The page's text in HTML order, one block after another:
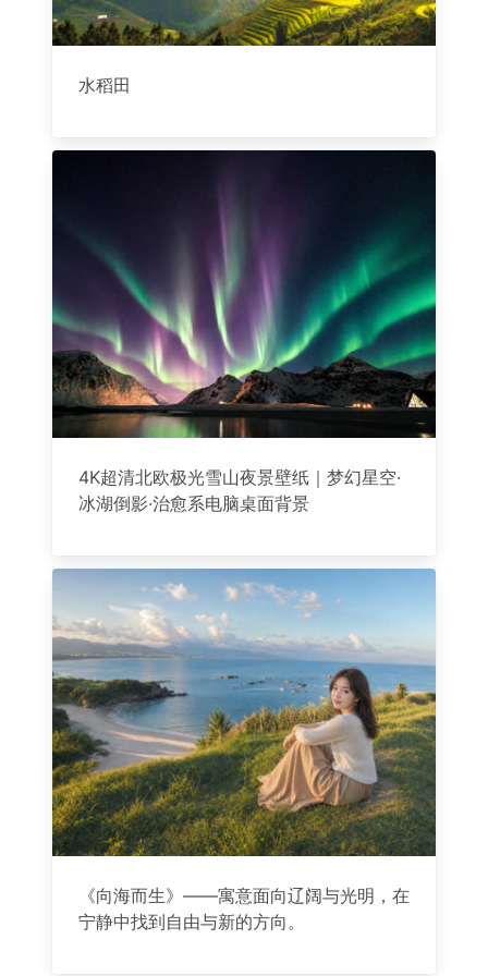
水稻田
4K超清北欧极光雪山夜景壁纸｜梦幻星空·
冰湖倒影·治愈系电脑桌面背景
《向海而生》——寓意面向辽阔与光明，在
宁静中找到自由与新的方向。